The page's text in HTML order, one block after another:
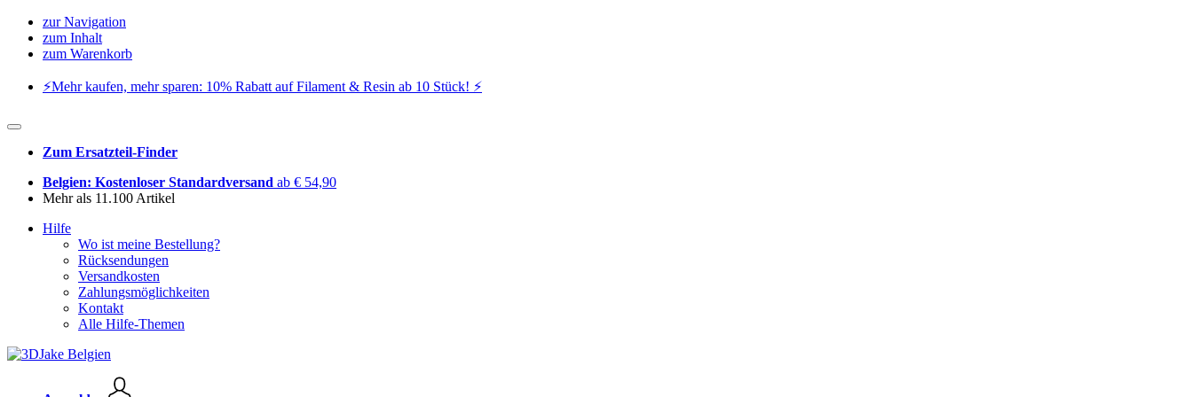
zur Navigation
zum Inhalt
zum Warenkorb
⚡️Mehr kaufen, mehr sparen: 10% Rabatt auf Filament & Resin ab 10 Stück! ⚡️
Zum Ersatzteil-Finder
Belgien: Kostenloser Standardversand ab € 54,90
Mehr als 11.100 Artikel
Hilfe
Wo ist meine Bestellung?
Rücksendungen
Versandkosten
Zahlungsmöglichkeiten
Kontakt
Alle Hilfe-Themen